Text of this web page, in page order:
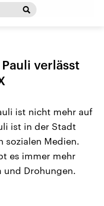
verlässt
ist nicht mehr auf
ist in der Stadt
sozialen Medien.
es immer mehr
und Drohungen.